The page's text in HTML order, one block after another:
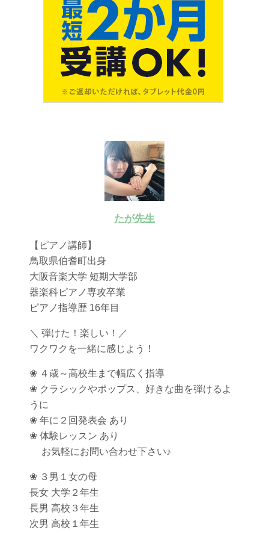
たが先生
【ピアノ講師】
鳥取県伯耆町出身
大阪音楽大学 短期大学部
器楽科ピアノ専攻卒業
ピアノ指導歴 16年目
＼ 弾けた！楽しい！／
ワクワクを一緒に感じよう！
❀ ４歳～高校生まで幅広く指導
❀ クラシックやポップス、好きな曲を弾けるよ
うに
❀ 年に２回発表会 あり
❀ 体験レッスン あり
お気軽にお問い合わせ下さい♪
❀ ３男１女の母
長女 大学２年生
長男 高校３年生
次男 高校１年生